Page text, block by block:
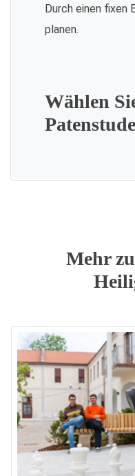
Durch einen fixen
planen.
Wählen
Mehr